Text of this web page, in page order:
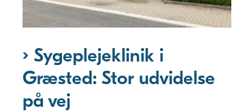
Sygeplejeklinik i
Græsted: Stor udvidelse
på vej